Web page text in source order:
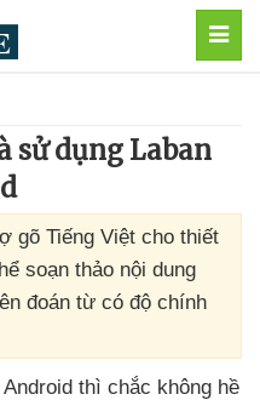
sử dụng Laban
gõ Tiếng Việt cho thiết
soạn thảo nội dung
đoán từ có độ chính
thì chắc không hề